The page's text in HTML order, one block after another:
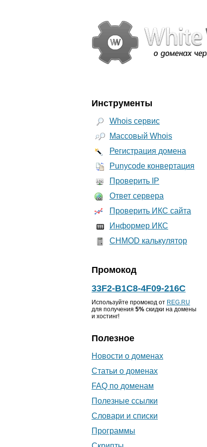
Инструменты
Whois сервис
Массовый Whois
Регистрация домена
Punycode конвертация
Проверить IP
Ответ сервера
Проверить ИКС сайта
Информер ИКС
CHMOD калькулятор
Промокод
33F2-B1C8-4F09-216C
Используйте промокод от REG.RU
для получения 5% скидки на домены
и хостинг!
Полезное
Новости о доменах
Статьи о доменах
FAQ по доменам
Полезные ссылки
Словари и списки
Программы